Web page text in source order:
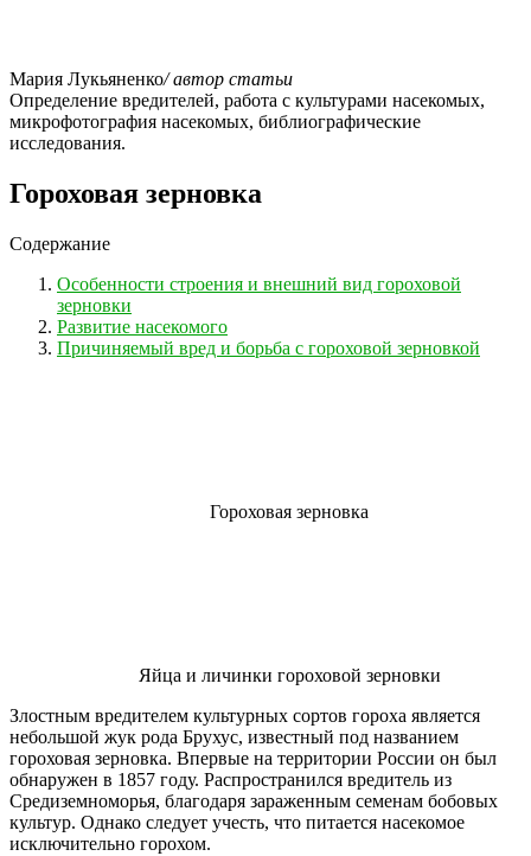
Мария Лукьяненко/ автор статьи
Определение вредителей, работа с культурами насекомых,
микрофотография насекомых, библиографические
исследования.
Гороховая зерновка
Содержание
Особенности строения и внешний вид гороховой
зерновки
Развитие насекомого
Причиняемый вред и борьба с гороховой зерновкой
Гороховая зерновка
Яйца и личинки гороховой зерновки
Злостным вредителем культурных сортов гороха является
небольшой жук рода Брухус, известный под названием
гороховая зерновка. Впервые на территории России он был
обнаружен в 1857 году. Распространился вредитель из
Средиземноморья, благодаря зараженным семенам бобовых
культур. Однако следует учесть, что питается насекомое
исключительно горохом.